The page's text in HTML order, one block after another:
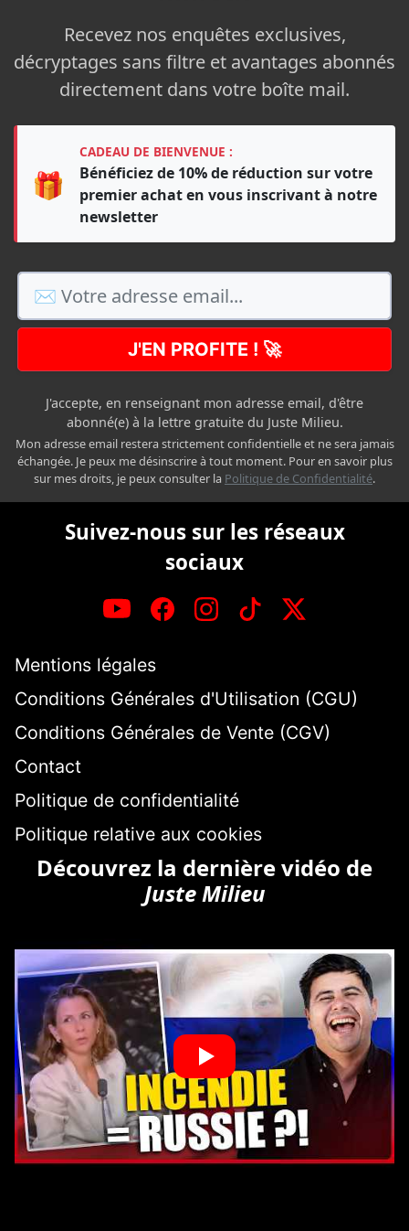
Recevez nos enquêtes exclusives,
décryptages sans filtre et avantages abonnés
directement dans votre boîte mail.
🎁
CADEAU DE BIENVENUE :
Bénéficiez de 10% de réduction sur votre
premier achat en vous inscrivant à notre
newsletter
J'EN PROFITE ! 🚀
J'accepte, en renseignant mon adresse email, d'être
abonné(e) à la lettre gratuite du Juste Milieu.
Mon adresse email restera strictement confidentielle et ne sera jamais
échangée. Je peux me désinscrire à tout moment. Pour en savoir plus
sur mes droits, je peux consulter la Politique de Confidentialité.
Suivez-nous sur les réseaux
sociaux
Mentions légales
Conditions Générales d'Utilisation (CGU)
Conditions Générales de Vente (CGV)
Contact
Politique de confidentialité
Politique relative aux cookies
Découvrez la dernière vidéo de
Juste Milieu